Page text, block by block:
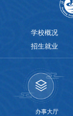
学校概况
招生就业
办事大厅